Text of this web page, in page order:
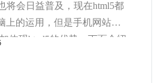
将会日益普及，现在html5都
上的运用，但是手机网站运
体现html5的优势，下面介绍